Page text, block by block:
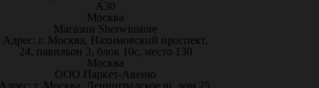
А30
Москва
Магазин Sherwinstore
Адрес: г. Москва, Нахимовский проспект,
24, павильон 3, блок 10с, место 130
Москва
ООО Паркет-Авeню
г. Москва, Ленинградское ш, дом 25.